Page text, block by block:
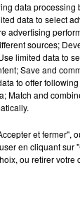
festival
Festimania !
data processing
data to select
advertising
sources;
limited data to
Save and
to offer
Match and
et
en cliquant
ou retirer